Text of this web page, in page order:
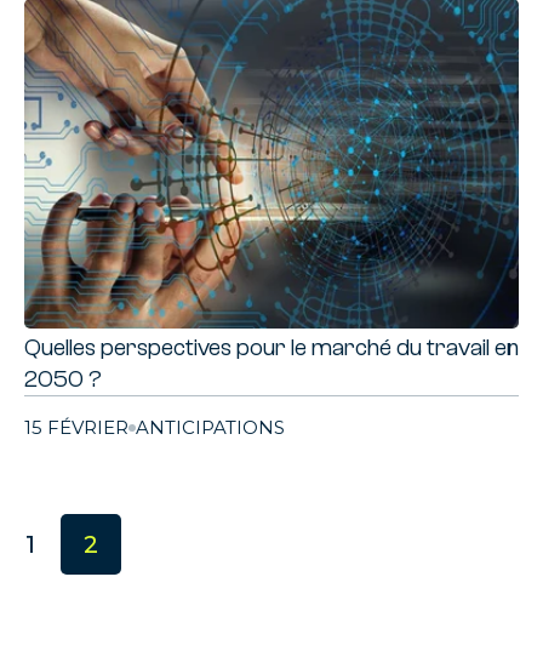
Quelles perspectives pour le marché du travail en
2050 ?
15 FÉVRIER ANTICIPATIONS
1 2